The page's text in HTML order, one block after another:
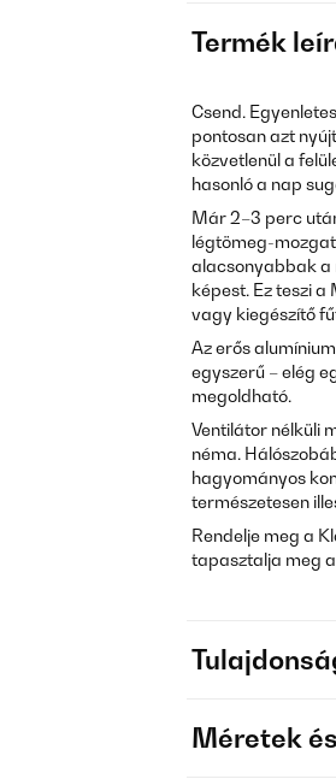
Termék
Csend.
pontosan azt
közvetlenül a
hasonló a nap
Már 2–3 perc
légtömeg-
alacsonyabbak a
képest. Ez teszi
vagy kiegészítő
Az erős
egyszerű – elég
megoldható.
Ventilátor nélküli
néma.
hagyományos
természetesen
Rendelje meg a
tapasztalja meg
Méretek